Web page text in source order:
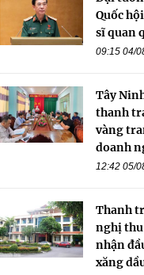
Quốc
sĩ quan
09:15 04/
Tây
thanh
vàng
doanh
12:42 05/
Thanh
nghị
nhận
xăng